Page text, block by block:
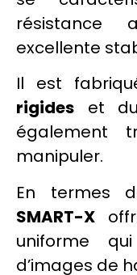
résistance
excellente
Il est
rigides et
également
manipuler.
En termes
SMART-X
uniforme
d’images de